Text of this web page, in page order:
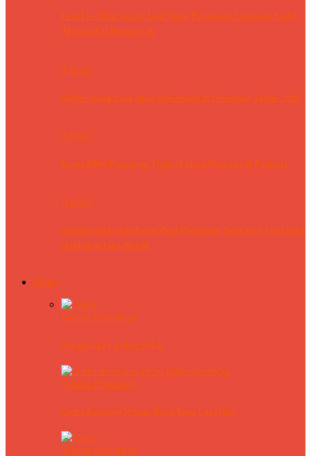
FourFeo Mini Soccer Jadi Ajang Penguatan Ukhuwah Kader
Al Irsyad Al Islamiyyah
Artikel
Daftar Jalan Yang Akan Diperbaiki di Pemalang Tahun 2026
Artikel
Ketua PDM Pemalang Tinjau Lokasi Bencana di Pulosari
Artikel
Kebakaran Landa Pasar Pagi Pemalang, Satu Area Los Ludes
Dilalap Si Jago Merah
Wisata
Wisata Pemalang
Berwisata ke Curug Sidok
Wisata Pemalang
Gatra Kencana Wisata Baru Yang Lagi Hits
Wisata Pemalang